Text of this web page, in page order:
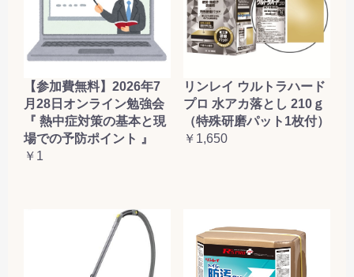
【参加費無料】2026年7
月28日オンライン勉強会
『 熱中症対策の基本と現
場での予防ポイント 』
￥1
リンレイ ウルトラハード
プロ 水アカ落とし 210ｇ
（特殊研磨パット1枚付）
￥1,650